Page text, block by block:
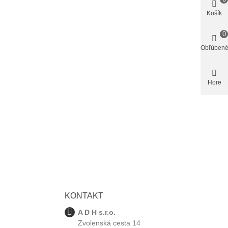
KONTAKT
A D H s.r.o.
Zvolenská cesta 14
Košík
Obľúbené
0
Hore